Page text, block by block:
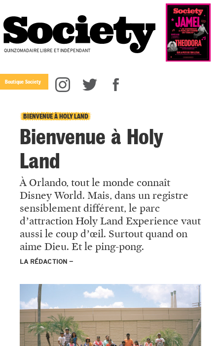
QUINZOMADAIRE LIBRE ET INDÉPENDANT
Boutique Society
BIENVENUE À HOLY LAND
Bienvenue à Holy
Land
À Orlando, tout le monde connaît
Disney World. Mais, dans un registre
sensiblement différent, le parc
d’attraction Holy Land Experience vaut
aussi le coup d’œil. Surtout quand on
aime Dieu. Et le ping-pong.
LA RÉDACTION